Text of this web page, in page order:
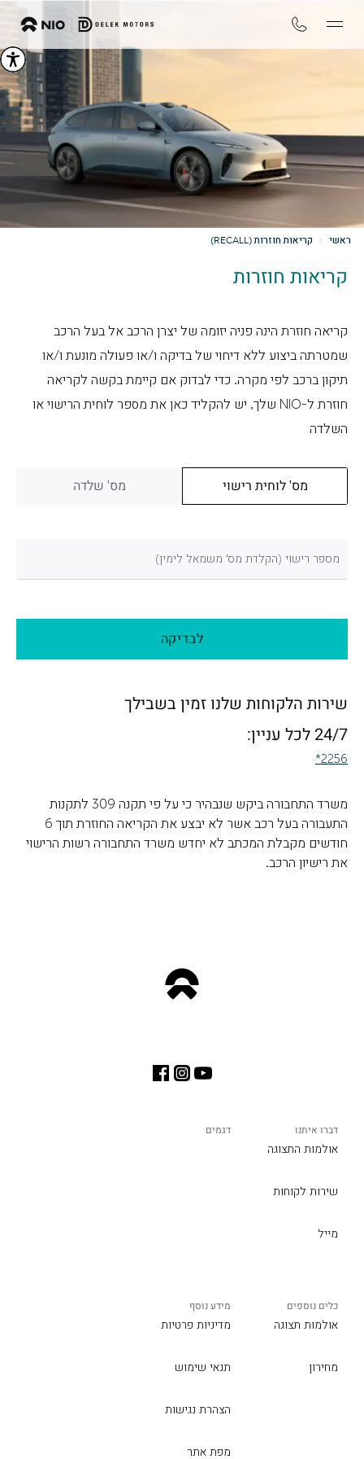
ראשי קריאות חוזרות (RECALL)
קריאות חוזרות
קריאה חוזרת הינה פניה יזומה של יצרן הרכב אל בעל הרכב
שמטרתה ביצוע ללא דיחוי של בדיקה ו/או פעולה מונעת ו/או
תיקון ברכב לפי מקרה. כדי לבדוק אם קיימת בקשה לקריאה
חוזרת ל-NIO שלך, יש להקליד כאן את מספר לוחית הרישוי או
השלדה
מס' לוחית רישוי מס' שלדה
מספר רישוי (הקלדת מס׳ משמאל לימין)
לבדיקה
שירות הלקוחות שלנו זמין בשבילך
24/7 לכל עניין:
*2256
משרד התחבורה ביקש שנבהיר כי על פי תקנה 309 לתקנות
התעבורה בעל רכב אשר לא יבצע את הקריאה החוזרת תוך 6
חודשים מקבלת המכתב לא יחדש משרד התחבורה רשות הרישוי
את רישיון הרכב.
דברו איתנו
אולמות התצוגה
שירות לקוחות
מייל
דגמים
כלים נוספים
אולמות תצוגה
מחירון
מידע נוסף
מדיניות פרטיות
תנאי שימוש
הצהרת נגישות
מפת אתר